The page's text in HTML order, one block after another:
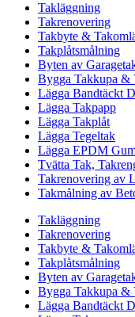
Takläggning
Takrenovering
Takbyte &
Takplåtsmålning
Byten av
Bygga Takkupa &
Lägga Bandtäckt
Lägga Takpapp
Lägga Takplåt
Lägga Tegeltak
Lägga EPDM
Tvätta Tak,
Takrenovering av
Takmålning av
Takläggning
Takrenovering
Takbyte &
Takplåtsmålning
Byten av
Bygga Takkupa &
Lägga Bandtäckt